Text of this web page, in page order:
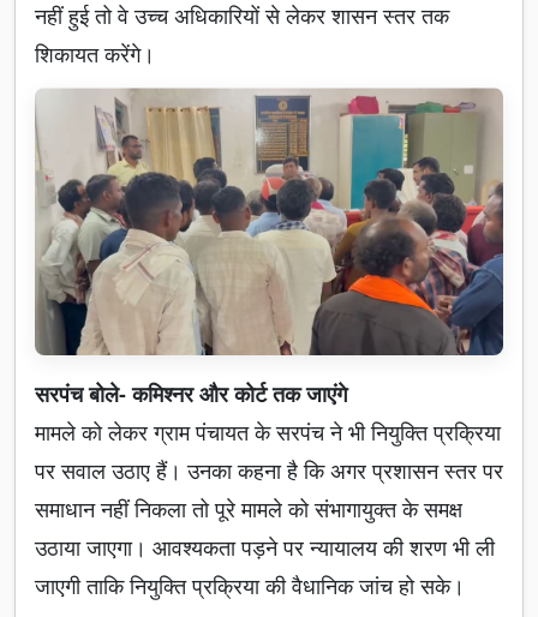
नहीं हुई तो वे उच्च अधिकारियों से लेकर शासन स्तर तक
शिकायत करेंगे।
सरपंच बोले- कमिश्नर और कोर्ट तक जाएंगे
मामले को लेकर ग्राम पंचायत के सरपंच ने भी नियुक्ति प्रक्रिया
पर सवाल उठाए हैं। उनका कहना है कि अगर प्रशासन स्तर पर
समाधान नहीं निकला तो पूरे मामले को संभागायुक्त के समक्ष
उठाया जाएगा। आवश्यकता पड़ने पर न्यायालय की शरण भी ली
जाएगी ताकि नियुक्ति प्रक्रिया की वैधानिक जांच हो सके।